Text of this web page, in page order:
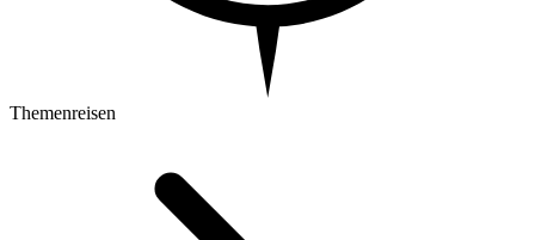
Themenreisen